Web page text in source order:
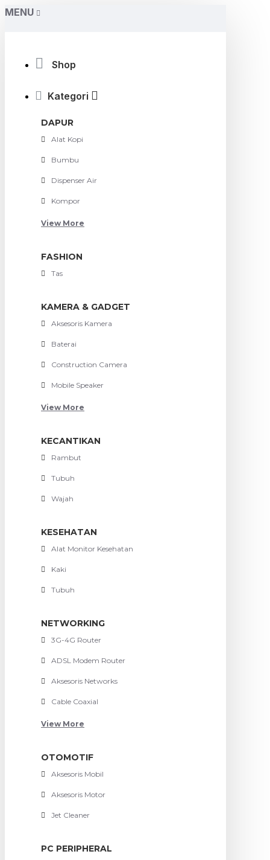
MENU
Shop
Kategori
DAPUR
Alat Kopi
Bumbu
Dispenser Air
Kompor
View More
FASHION
Tas
KAMERA & GADGET
Aksesoris Kamera
Baterai
Construction Camera
Mobile Speaker
View More
KECANTIKAN
Rambut
Tubuh
Wajah
KESEHATAN
Alat Monitor Kesehatan
Kaki
Tubuh
NETWORKING
3G-4G Router
ADSL Modem Router
Aksesoris Networks
Cable Coaxial
View More
OTOMOTIF
Aksesoris Mobil
Aksesoris Motor
Jet Cleaner
PC PERIPHERAL